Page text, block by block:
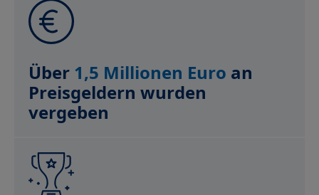
Über 1,5 Millionen Euro an
Preisgeldern wurden
vergeben